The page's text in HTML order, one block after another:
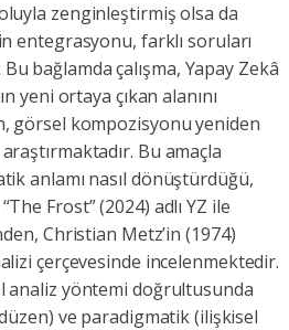
zenginleştirmiş olsa da
entegrasyonu, farklı soruları
bağlamda çalışma, Yapay Zekâ
yeni ortaya çıkan alanını
görsel kompozisyonu yeniden
Bu amaçla
anlamı nasıl dönüştürdüğü,
Frost” (2024) adlı YZ ile
Christian Metz’in (1974)
çerçevesinde incelenmektedir.
analiz yöntemi doğrultusunda
ve paradigmatik (ilişkisel